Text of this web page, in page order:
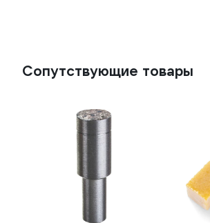
Сопутствующие товары